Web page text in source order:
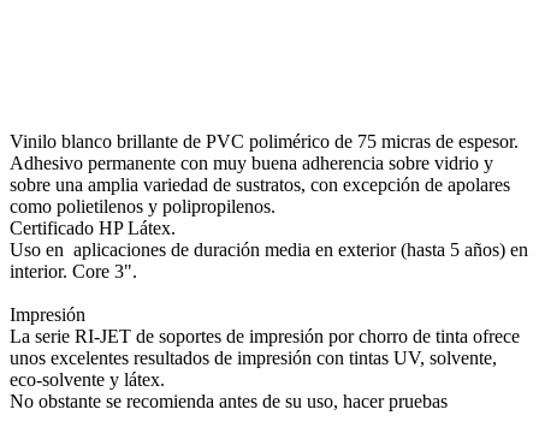
Vinilo blanco brillante de PVC polimérico de 75 micras de espesor.
Adhesivo permanente con muy buena adherencia sobre vidrio y
sobre una amplia variedad de sustratos, con excepción de apolares
como polietilenos y polipropilenos.
Certificado HP Látex.
Uso en aplicaciones de duración media en exterior (hasta 5 años) en
interior. Core 3".
Impresión
La serie RI-JET de soportes de impresión por chorro de tinta ofrece
unos excelentes resultados de impresión con tintas UV, solvente,
eco-solvente y látex.
No obstante se recomienda antes de su uso, hacer pruebas